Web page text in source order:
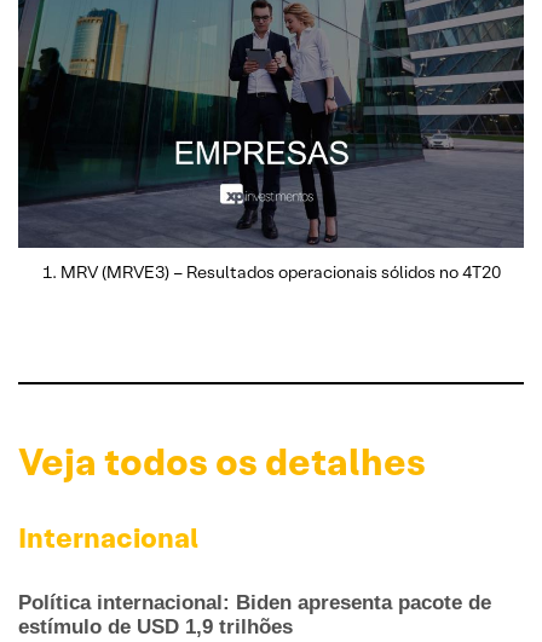
MRV (MRVE3) – Resultados operacionais sólidos no 4T20
Veja todos os detalhes
Internacional
Política internacional: Biden apresenta pacote de
estímulo de USD 1,9 trilhões